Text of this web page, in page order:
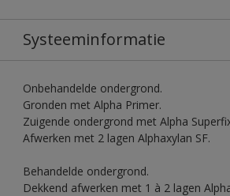
Systeeminformatie
Onbehandelde ondergrond.
Gronden met Alpha Primer.
Zuigende ondergrond met Alpha
Afwerken met 2 lagen Alphaxylan SF.
Behandelde ondergrond.
Dekkend afwerken met 1 à 2 lagen